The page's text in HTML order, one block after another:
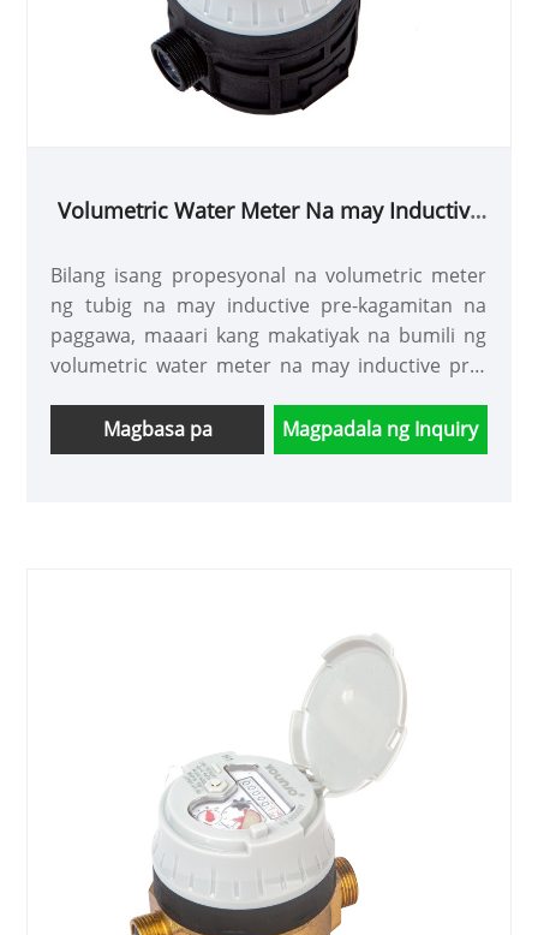
Volumetric Water Meter Na may Inductive
Bilang isang propesyonal na volumetric meter
ng tubig na may inductive pre-kagamitan na
paggawa, maaari kang makatiyak na bumili ng
volumetric water meter na may inductive pre-
namin ng pinakamahusay na serbisyo
pagkatapos ng pagbebenta at napapanahong
Magbasa pa Magpadala ng Inquiry